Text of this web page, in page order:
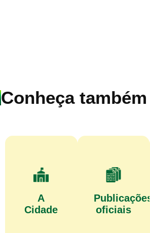
Conheça também
A
Cidade
Publicações
oficiais